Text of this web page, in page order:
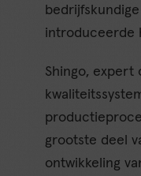
introduceerde
Shingo, expert
grootste deel
ontwikkeling